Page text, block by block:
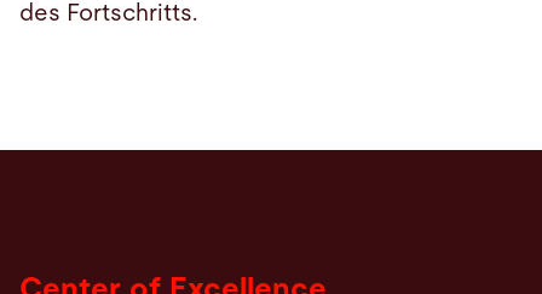
des Fortschritts.